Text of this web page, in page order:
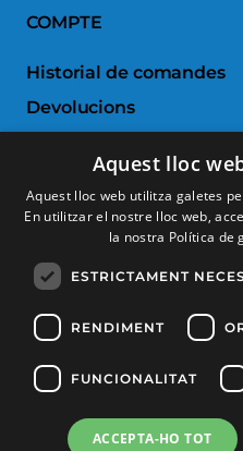
COMPTE
Historial de comandes
Devolucions
Comparar productes
SERVEI AL CLIENT
Condicions de Compra
Canvis i devolucions
Formes de pagament
Aquest lloc
Aquest lloc web utilitza galetes
En utilitzar el nostre lloc web,
la nostra Política de
ESTRICTAMENT
RENDIMENT
FUNCIONALITAT
ACCEPTA-HO TOT